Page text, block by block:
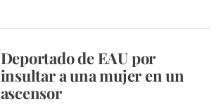
Deportado de EAU por
insultar a una mujer en un
ascensor